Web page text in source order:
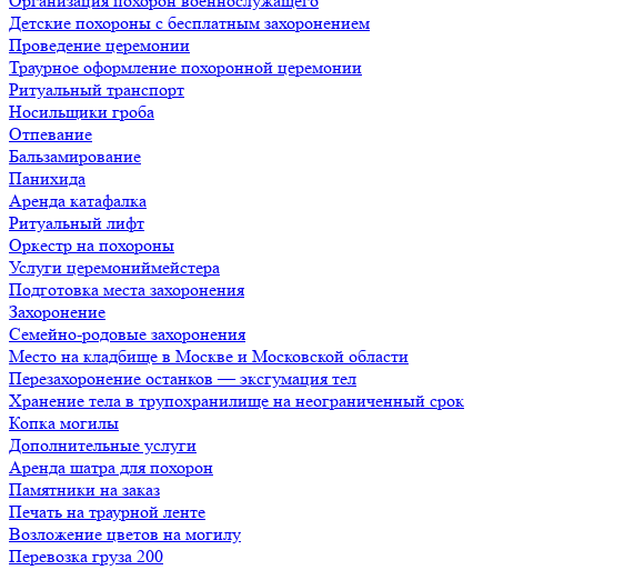
Детские похороны с бесплатным захоронением
Проведение церемонии
Траурное оформление похоронной церемонии
Ритуальный транспорт
Носильщики гроба
Отпевание
Бальзамирование
Панихида
Аренда катафалка
Ритуальный лифт
Оркестр на похороны
Услуги церемониймейстера
Подготовка места захоронения
Захоронение
Семейно-родовые захоронения
Место на кладбище в Москве и Московской области
Перезахоронение останков — эксгумация тел
Хранение тела в трупохранилище на неограниченный срок
Копка могилы
Дополнительные услуги
Аренда шатра для похорон
Памятники на заказ
Печать на траурной ленте
Возложение цветов на могилу
Перевозка груза 200